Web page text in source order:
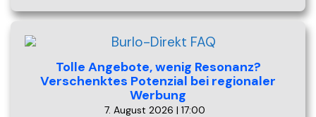
Tolle Angebote, wenig Resonanz?
Verschenktes Potenzial bei regionaler
Werbung
7. August 2026 | 17:00